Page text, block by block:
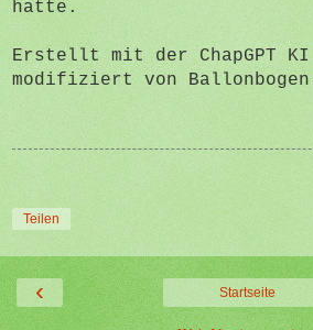
hatte.
Erstellt mit der ChapGPT KI
modifiziert von
Teilen
‹ Startseite